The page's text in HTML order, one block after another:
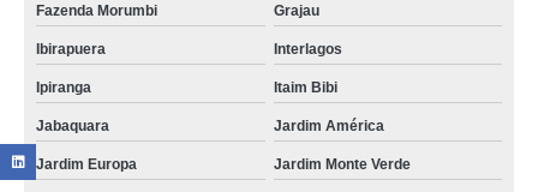
Fazenda Morumbi Grajau
Ibirapuera Interlagos
Ipiranga Itaim Bibi
Jabaquara Jardim América
Jardim Europa Jardim Monte Verde